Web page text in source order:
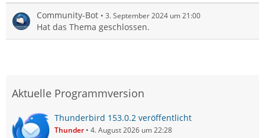
Community-Bot 3. September 2024 um 21:00
Hat das Thema geschlossen.
Aktuelle Programmversion
Thunderbird 153.0.2 veröffentlicht
Thunder 4. August 2026 um 22:28